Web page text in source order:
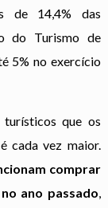
de 14,4% das
do Turismo de
5% no exercício
que os
cada vez maior.
comprar
ano passado,